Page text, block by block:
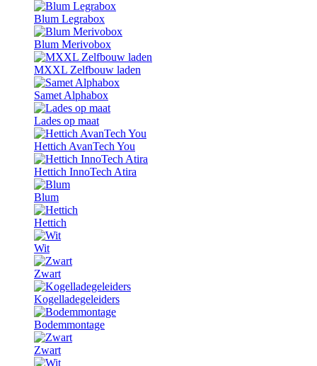
Blum Legrabox
Blum Merivobox
MXXL Zelfbouw laden
Samet Alphabox
Lades op maat
Hettich AvanTech You
Hettich InnoTech Atira
Blum
Hettich
Wit
Zwart
Kogelladegeleiders
Bodemmontage
Zwart